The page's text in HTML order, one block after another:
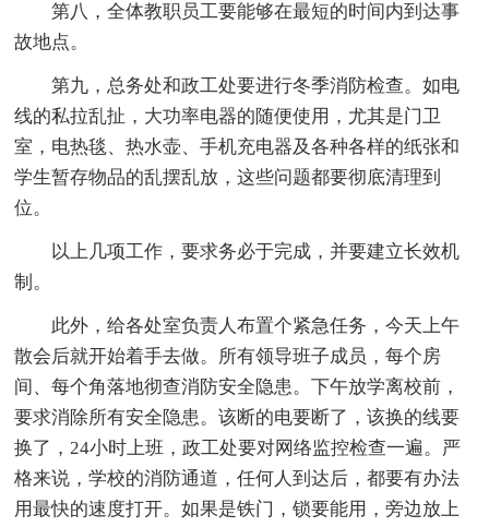
第八，全体教职员工要能够在最短的时间内到达事
故地点。
第九，总务处和政工处要进行冬季消防检查。如电
线的私拉乱扯，大功率电器的随便使用，尤其是门卫
室，电热毯、热水壶、手机充电器及各种各样的纸张和
学生暂存物品的乱摆乱放，这些问题都要彻底清理到
位。
以上几项工作，要求务必于完成，并要建立长效机
制。
此外，给各处室负责人布置个紧急任务，今天上午
散会后就开始着手去做。所有领导班子成员，每个房
间、每个角落地彻查消防安全隐患。下午放学离校前，
要求消除所有安全隐患。该断的电要断了，该换的线要
换了，24小时上班，政工处要对网络监控检查一遍。严
格来说，学校的消防通道，任何人到达后，都要有办法
用最快的速度打开。如果是铁门，锁要能用，旁边放上